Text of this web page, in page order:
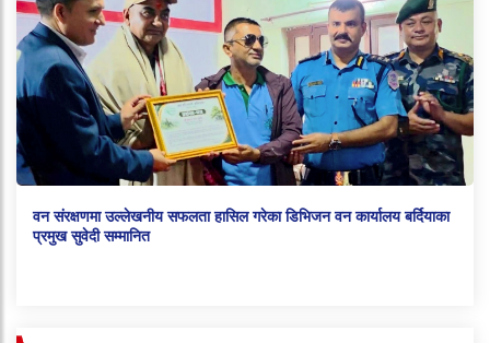
वन संरक्षणमा उल्लेखनीय सफलता हासिल गरेका डिभिजन वन कार्यालय बर्दियाका
प्रमुख सुवेदी सम्मानित